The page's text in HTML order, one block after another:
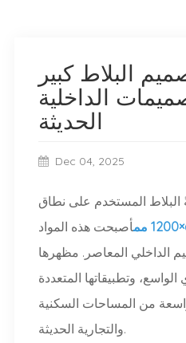
البلاط كبير
الداخلية
الحديثة
Dec 04, 2025
البلاط المستخدم على نطاق
أصبحت هذه المواد
الداخلي المعاصر. مظهرها
الواسع، وتطبيقاتها المتعددة
من المساحات السكنية
والتجارية الحديثة.